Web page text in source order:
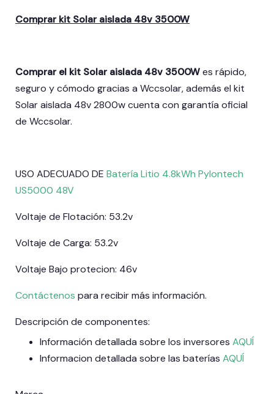
Comprar kit Solar aislada 48v 3500W
Comprar el kit Solar aislada 48v 3500Wes rápido,
seguro y cómodo gracias a Wccsolar, además el kit
Solar aislada 48v 2800w cuenta con garantía oficial
de Wccsolar.
USO ADECUADO DE Batería Litio 4.8kWh Pylontech
US5000 48V
Voltaje de Flotación: 53.2v
Voltaje de Carga: 53.2v
Voltaje Bajo protecion: 46v
Contáctenos para recibir más información.
Descripción de componentes:
Información detallada sobre los inversores AQUÍ
Informacion detallada sobre las baterías AQUÍ